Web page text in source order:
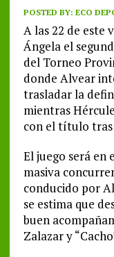
POSTED BY: ECO
A las 22 de este
Ángela el
del Torneo
donde Alvear
trasladar la
mientras
con el título
El juego será en
masiva
conducido por
se estima que
buen
Zalazar y